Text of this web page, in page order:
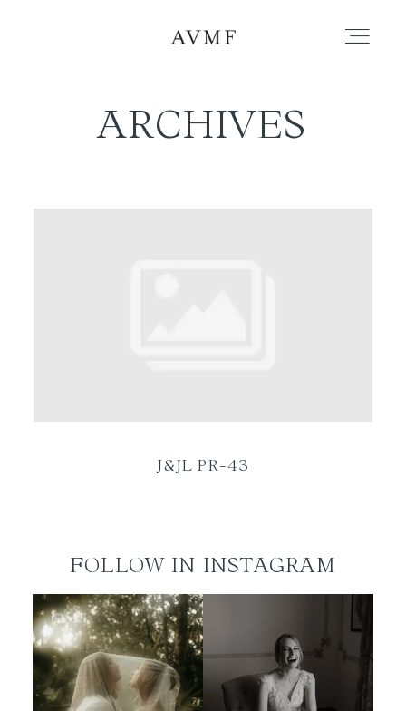
PORTAFOLIO
ARCHIVES
J&JL PR-43
FOLLOW IN INSTAGRAM